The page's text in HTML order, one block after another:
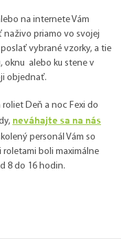
na internete Vám
naživo priamo vo svojej
vybrané vzorky, a tie
oknu alebo ku stene v
objednať.
Deň a noc Fexi do
neváhajte sa na nás
personál Vám so
boli maximálne
8 do 16 hodin.